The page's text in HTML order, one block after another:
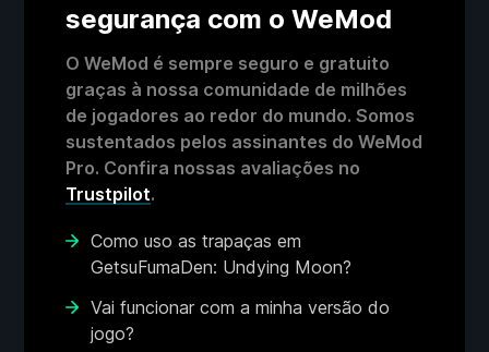
segurança com o WeMod
O WeMod é sempre seguro e gratuito
graças à nossa comunidade de milhões
de jogadores ao redor do mundo. Somos
sustentados pelos assinantes do WeMod
Pro. Confira nossas avaliações no
Trustpilot.
Como uso as trapaças em
GetsuFumaDen: Undying Moon?
Vai funcionar com a minha versão do
jogo?